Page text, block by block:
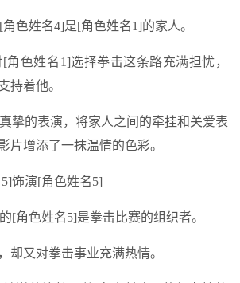
色姓名4]是[角色姓名1]的家人。
角色姓名1]选择拳击这条路充满担忧，
持着他。
挚的表演，将家人之间的牵挂和关爱表
片增添了一抹温情的色彩。
饰演[角色姓名5]
[角色姓名5]是拳击比赛的组织者。
却又对拳击事业充满热情。